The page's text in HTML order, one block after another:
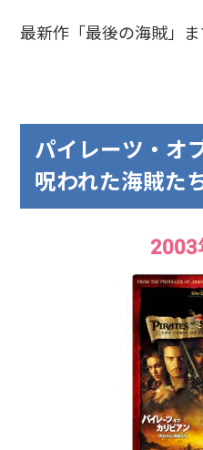
最新作「最後の海賊」ま
パイレーツ・オ
呪われた海賊た
2003